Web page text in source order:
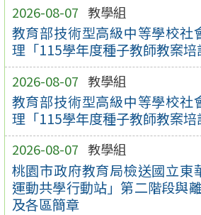
2026-08-07 教學組
教育部技術型高級中等學校社
理「115學年度種子教師教案培
2026-08-07 教學組
教育部技術型高級中等學校社
理「115學年度種子教師教案培
2026-08-07 教學組
桃園市政府教育局檢送國立東
運動共學行動站」第二階段與
及各區簡章